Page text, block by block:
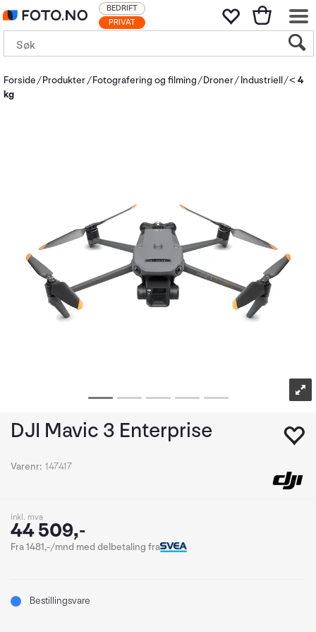
PRIVAT
BEDRIFT
Forside Produkter Fotografering og filming Droner Industriell < 4
kg
DJI Mavic 3 Enterprise
Varenr: 147417
inkl. mva
44 509,-
Fra 1481,-/mnd med delbetaling fra
Bestillingsvare